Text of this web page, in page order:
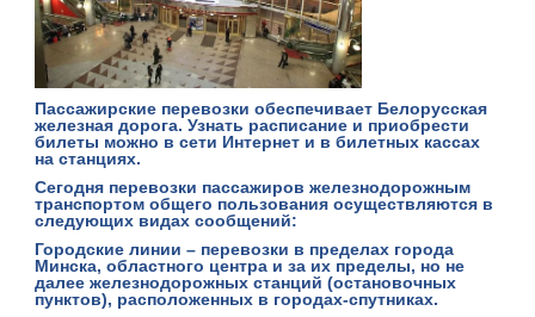
Пассажирские перевозки обеспечивает Белорусская
железная дорога. Узнать расписание и приобрести
билеты можно в сети Интернет и в билетных кассах
на станциях.
Сегодня перевозки пассажиров железнодорожным
транспортом общего пользования осуществляются в
следующих видах сообщений:
Городские линии – перевозки в пределах города
Минска, областного центра и за их пределы, но не
далее железнодорожных станций (остановочных
пунктов), расположенных в городах-спутниках.